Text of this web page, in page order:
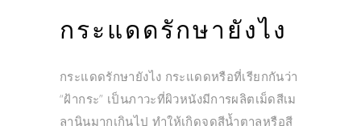
กระแดดรักษายังไง
กระแดดรักษายังไง กระแดดหรือที่เรียกกันว่า
“ฝ้ากระ” เป็นภาวะที่ผิวหนังมีการผลิตเม็ดสีเม
ลานินมากเกินไป ทำให้เกิดจุดสีน้ำตาลหรือสี